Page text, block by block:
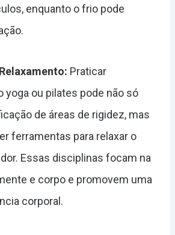
enquanto o frio pode
Praticar
yoga ou pilates pode não só
de áreas de rigidez, mas
ferramentas para relaxar o
Essas disciplinas focam na
e corpo e promovem uma
corporal.